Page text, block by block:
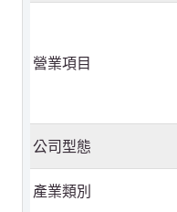
營業項目
公司型態
產業類別